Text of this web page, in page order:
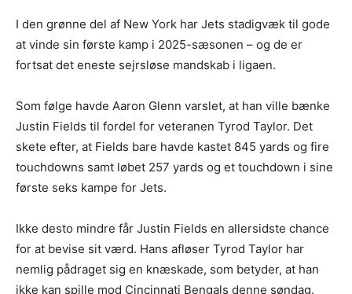
I den grønne del af New York har Jets stadigvæk til gode
at vinde sin første kamp i 2025-sæsonen – og de er
fortsat det eneste sejrsløse mandskab i ligaen.
Som følge havde Aaron Glenn varslet, at han ville bænke
Justin Fields til fordel for veteranen Tyrod Taylor. Det
skete efter, at Fields bare havde kastet 845 yards og fire
touchdowns samt løbet 257 yards og et touchdown i sine
første seks kampe for Jets.
Ikke desto mindre får Justin Fields en allersidste chance
for at bevise sit værd. Hans afløser Tyrod Taylor har
nemlig pådraget sig en knæskade, som betyder, at han
ikke kan spille mod Cincinnati Bengals denne søndag.